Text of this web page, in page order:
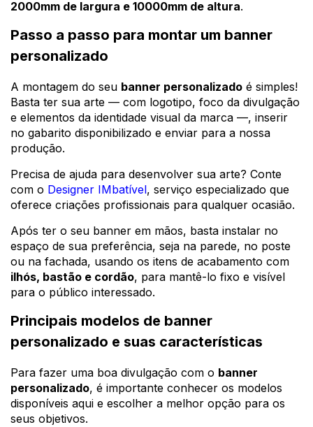
2000mm de largura e 10000mm de altura.
Passo a passo para montar um banner
personalizado
A montagem do seu banner personalizado é simples!
Basta ter sua arte — com logotipo, foco da divulgação
e elementos da identidade visual da marca —, inserir
no gabarito disponibilizado e enviar para a nossa
produção.
Precisa de ajuda para desenvolver sua arte? Conte
com o Designer IMbatível, serviço especializado que
oferece criações profissionais para qualquer ocasião.
Após ter o seu banner em mãos, basta instalar no
espaço de sua preferência, seja na parede, no poste
ou na fachada, usando os itens de acabamento com
ilhós, bastão e cordão, para mantê-lo fixo e visível
para o público interessado.
Principais modelos de banner
personalizado e suas características
Para fazer uma boa divulgação com o banner
personalizado, é importante conhecer os modelos
disponíveis aqui e escolher a melhor opção para os
seus objetivos.